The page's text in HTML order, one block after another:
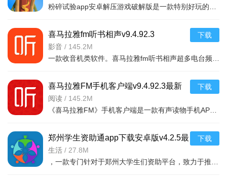
喜马拉雅fm听书相声v9.4.92.3
影音 / 145.2M
下载
喜马拉雅FM手机客户端v9.4.92.3最新
版
阅读 / 145.2M
下载
郑州学生资助通app下载安卓版v4.2.5最
新版
生活 / 27.8M
下载